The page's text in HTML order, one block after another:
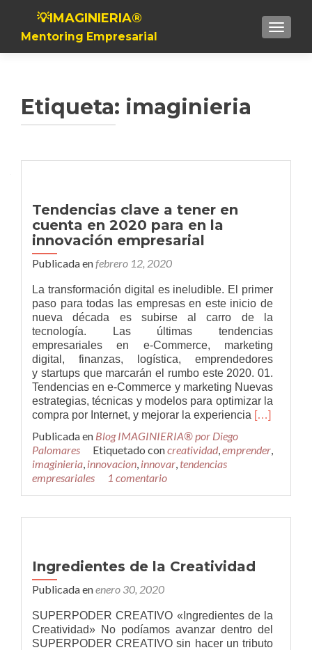
Toggle
💡IMAGINIERIA®
Mentoring Empresarial
Etiqueta: imaginieria
Tendencias clave a tener en
cuenta en 2020 para en la
innovación empresarial
Publicada enfebrero 12, 2020
La transformación digital es ineludible. El primer
paso para todas las empresas en este inicio de
nueva década es subirse al carro de la
tecnología. Las últimas tendencias
empresariales en e-Commerce, marketing
digital, finanzas, logística, emprendedores
y startups que marcarán el rumbo este 2020. 01.
Tendencias en e-Commerce y marketing Nuevas
estrategias, técnicas y modelos para optimizar la
compra por Internet, y mejorar la experiencia Leer
a
cuenta
[…]
Publicada en Blog IMAGINIERIA® por Diego
Palomares
Etiquetado concreatividad,emprender,
imaginieria, innovacion, innovar, tendencias
empresariales
1 comentario
Ingredientes de la Creatividad
Publicada enenero 30, 2020
SUPERPODER CREATIVO «Ingredientes de la
Creatividad» No podíamos avanzar dentro del
SUPERPODER CREATIVO sin hacer un tributo